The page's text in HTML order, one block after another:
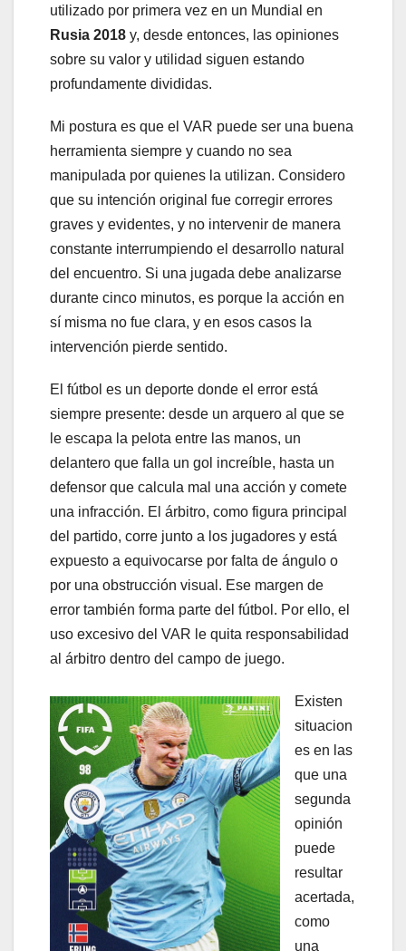
utilizado por primera vez en un Mundial en
Rusia 2018 y, desde entonces, las opiniones
sobre su valor y utilidad siguen estando
profundamente divididas.
Mi postura es que el VAR puede ser una buena
herramienta siempre y cuando no sea
manipulada por quienes la utilizan. Considero
que su intención original fue corregir errores
graves y evidentes, y no intervenir de manera
constante interrumpiendo el desarrollo natural
del encuentro. Si una jugada debe analizarse
durante cinco minutos, es porque la acción en
sí misma no fue clara, y en esos casos la
intervención pierde sentido.
El fútbol es un deporte donde el error está
siempre presente: desde un arquero al que se
le escapa la pelota entre las manos, un
delantero que falla un gol increíble, hasta un
defensor que calcula mal una acción y comete
una infracción. El árbitro, como figura principal
del partido, corre junto a los jugadores y está
expuesto a equivocarse por falta de ángulo o
por una obstrucción visual. Ese margen de
error también forma parte del fútbol. Por ello, el
uso excesivo del VAR le quita responsabilidad
al árbitro dentro del campo de juego.
Existen
situacion
es en las
que una
segunda
opinión
puede
resultar
acertada,
como
una